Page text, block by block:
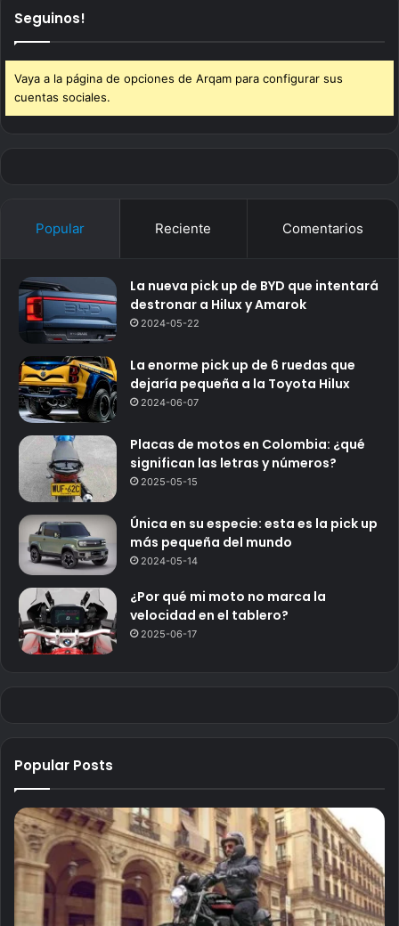
Seguinos!
Vaya a la página de opciones de Arqam para configurar sus
cuentas sociales.
Popular Reciente Comentarios
La nueva pick up de BYD que intentará
destronar a Hilux y Amarok
2024-05-22
La enorme pick up de 6 ruedas que
dejaría pequeña a la Toyota Hilux
2024-06-07
Placas de motos en Colombia: ¿qué
significan las letras y números?
2025-05-15
Única en su especie: esta es la pick up
más pequeña del mundo
2024-05-14
¿Por qué mi moto no marca la
velocidad en el tablero?
2025-06-17
Popular Posts